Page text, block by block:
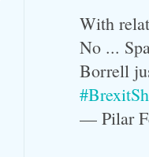
With
No ...
Borrell
— Pilar